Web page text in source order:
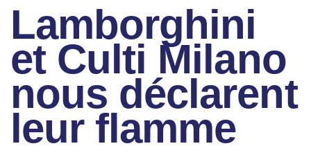
Lamborghini
et Culti Milano
nous déclarent
leur flamme